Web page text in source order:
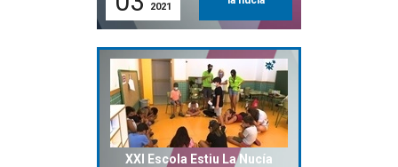
2021
XXI Escola Estiu La Nucía